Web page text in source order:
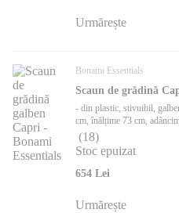
Urmărește
Bonami Essentials
Scaun de grădină
- din plastic, stivuibil,
cm, înălțime 73 cm,
(18)
Stoc epuizat
654 Lei
Urmărește